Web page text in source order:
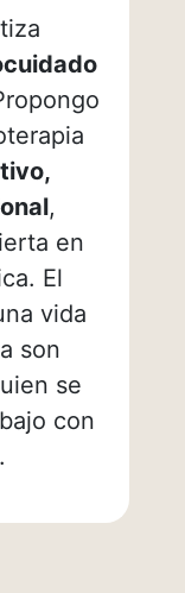
,
en
El
vida
son
se
con